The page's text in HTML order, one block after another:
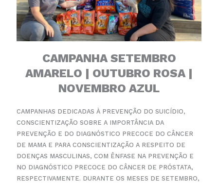
CAMPANHA SETEMBRO
AMARELO | OUTUBRO ROSA |
NOVEMBRO AZUL
CAMPANHAS DEDICADAS À PREVENÇÃO DO SUICÍDIO,
CONSCIENTIZAÇÃO SOBRE A IMPORTÂNCIA DA
PREVENÇÃO E DO DIAGNÓSTICO PRECOCE DO CÂNCER
DE MAMA E PARA CONSCIENTIZAÇÃO A RESPEITO DE
DOENÇAS MASCULINAS, COM ÊNFASE NA PREVENÇÃO E
NO DIAGNÓSTICO PRECOCE DO CÂNCER DE PRÓSTATA,
RESPECTIVAMENTE. DURANTE OS MESES DE SETEMBRO,